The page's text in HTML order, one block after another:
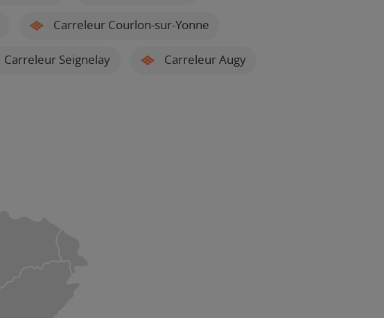
Carreleur Courlon-sur-Yonne
Carreleur Seignelay Carreleur Augy